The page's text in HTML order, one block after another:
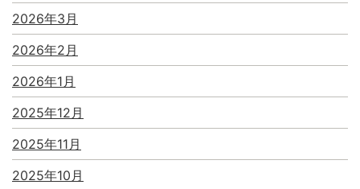
2026年3月
2026年2月
2026年1月
2025年12月
2025年11月
2025年10月